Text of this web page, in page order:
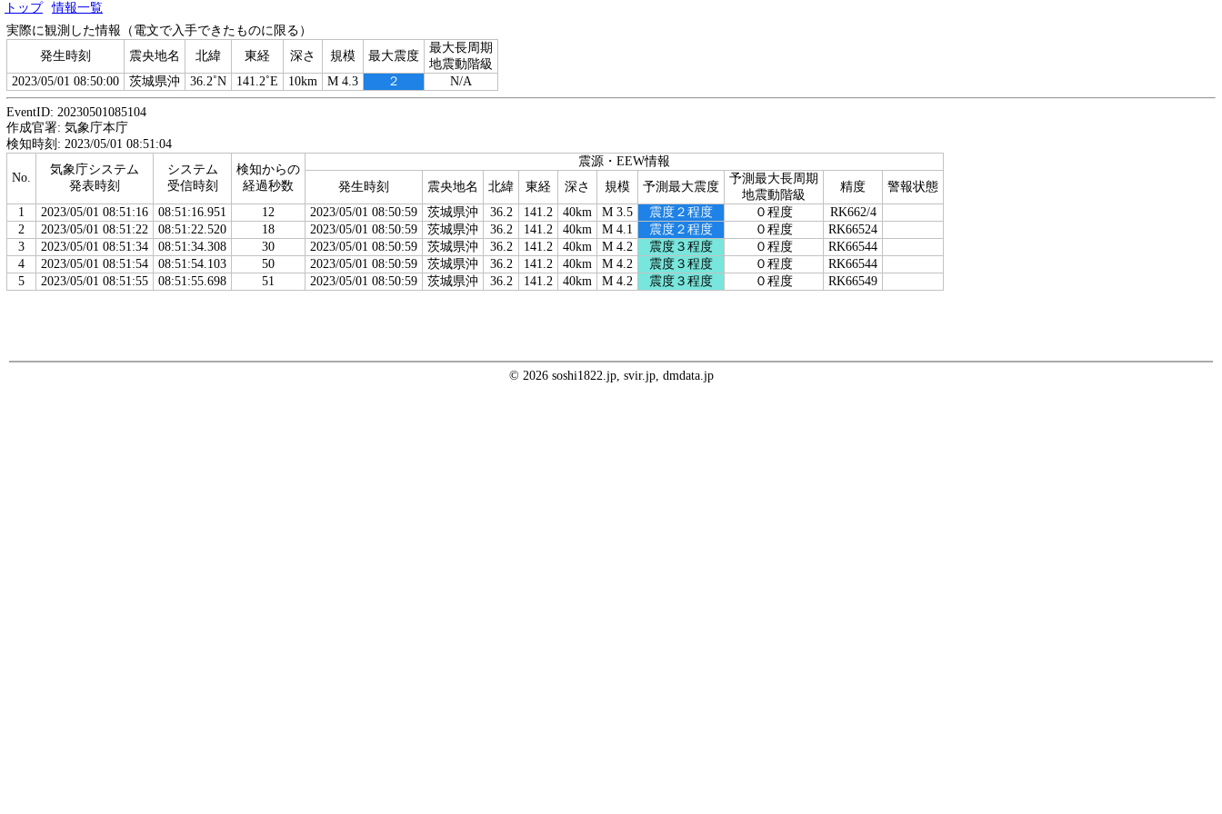
トップ
情報一覧
実際に観測した情報（電文で入手できたものに限る）
発生時刻
震央地名 北緯 東経 深さ 規模 最大震度
最大長周期
地震動階級
2023/05/01 08:50:00
茨城県沖 36.2˚N 141.2˚E 10km M 4.3 ２ N/A
EventID: 20230501085104
作成官署: 気象庁本庁
検知時刻: 2023/05/01 08:51:04
No.
気象庁システム
発表時刻
システム
受信時刻
検知からの
経過秒数
震源・EEW情報
発生時刻
震央地名 北緯 東経 深さ 規模 予測最大震度
予測最大長周期
地震動階級
精度
警報状態
1
2023/05/01 08:51:16 08:51:16.951 12 2023/05/01 08:50:59 茨城県沖 36.2 141.2 40km M 3.5 震度２程度 ０程度
RK662/4
2
2023/05/01 08:51:22 08:51:22.520 18 2023/05/01 08:50:59 茨城県沖 36.2 141.2 40km M 4.1 震度２程度 ０程度
RK66524
3
2023/05/01 08:51:34 08:51:34.308 30 2023/05/01 08:50:59 茨城県沖 36.2 141.2 40km M 4.2 震度３程度 ０程度
RK66544
4
2023/05/01 08:51:54 08:51:54.103 50 2023/05/01 08:50:59 茨城県沖 36.2 141.2 40km M 4.2 震度３程度 ０程度
RK66544
5
2023/05/01 08:51:55 08:51:55.698 51 2023/05/01 08:50:59 茨城県沖 36.2 141.2 40km M 4.2 震度３程度 ０程度 RK66549
© 2026 soshi1822.jp, svir.jp, dmdata.jp